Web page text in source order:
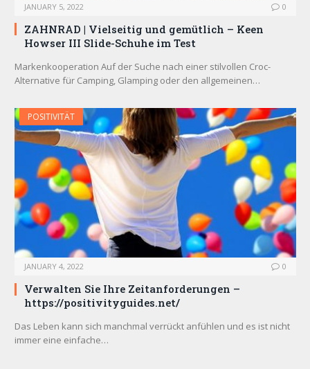
JANUARY 5, 2022 0
ZAHNRAD ​​| Vielseitig und gemütlich – Keen
Howser III Slide-Schuhe im Test
Markenkooperation Auf der Suche nach einer stilvollen Croc-
Alternative für Camping, Glamping oder den allgemeinen…
POSITIVITÄT
JANUARY 4, 2022 0
Verwalten Sie Ihre Zeitanforderungen –
https://positivityguides.net/
Das Leben kann sich manchmal verrückt anfühlen und es ist nicht
immer eine einfache…